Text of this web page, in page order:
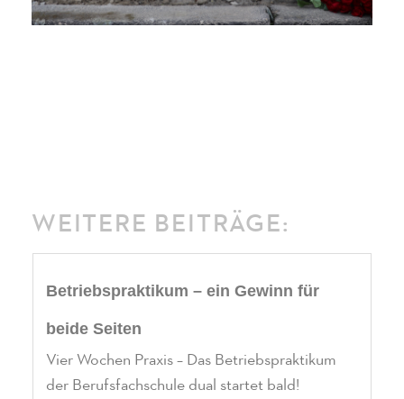
WEITERE BEITRÄGE:
Betriebspraktikum – ein Gewinn für
beide Seiten
Vier Wochen Praxis – Das Betriebspraktikum
der Berufsfachschule dual startet bald!